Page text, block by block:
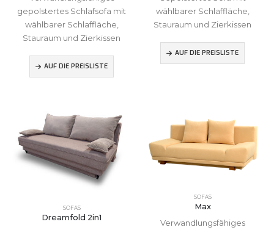
gepolstertes Schlafsofa mit
wählbarer Schlaffläche,
Stauraum und Zierkissen
AUF DIE PREISLISTE
wählbarer Schlaffläche,
Stauraum und Zierkissen
AUF DIE PREISLISTE
SOFAS
Dreamfold 2in1
SOFAS
Max
Verwandlungsfähiges